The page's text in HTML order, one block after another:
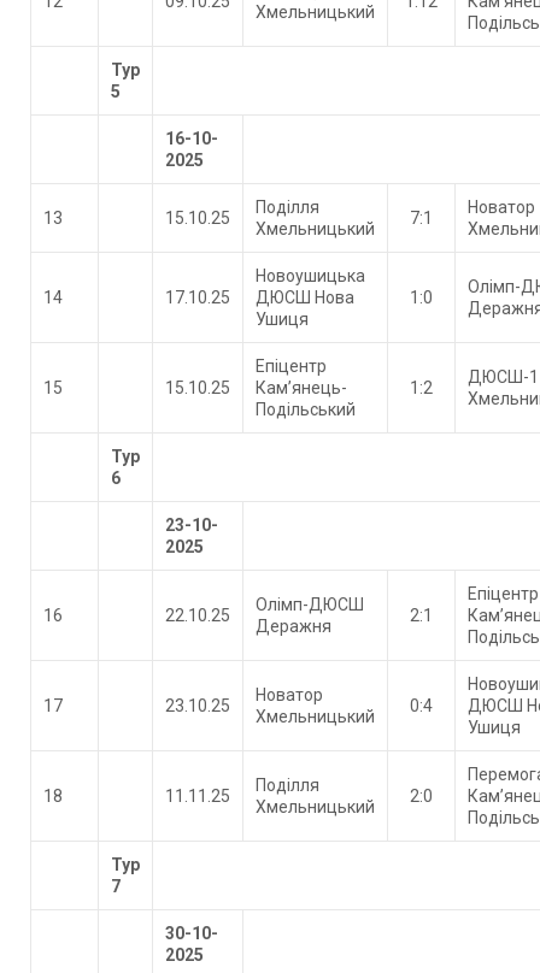
Хмельницький
Тур
5
16-10-
2025
13 15.10.25
Поділля
Хмельницький
7:1
Новатор
14 17.10.25
Новоушицька
ДЮСШ Нова
Ушиця
1:0
Олімп-
15 15.10.25
Епіцентр
Кам’янець-
Подільський
1:2
ДЮСШ-1
Тур
6
23-10-
2025
16 22.10.25
Олімп-ДЮСШ
Деражня
2:1
Епіцентр
17 23.10.25
Новатор
Хмельницький
0:4
ДЮСШ
Ушиця
18 11.11.25
Поділля
Хмельницький
2:0
Тур
7
30-10-
2025